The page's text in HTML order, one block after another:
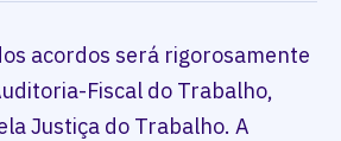
acordos será rigorosamente
Fiscal do Trabalho,
Justiça do Trabalho. A